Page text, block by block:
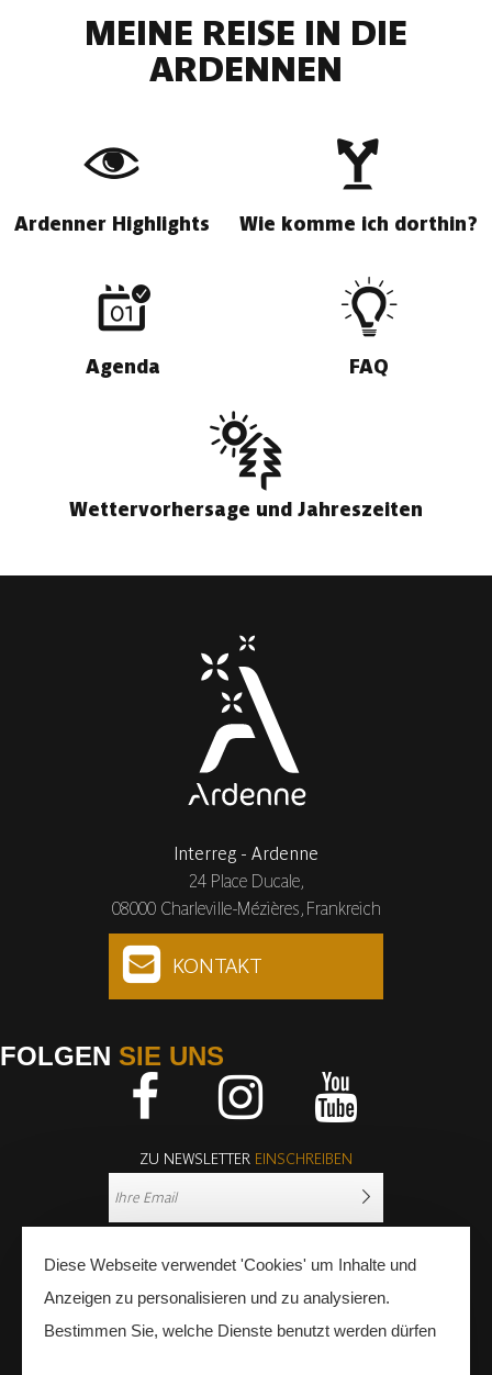
MEINE REISE IN DIE
ARDENNEN
Ardenner Highlights Wie komme ich dorthin?
Agenda FAQ
Wettervorhersage und Jahreszeiten
Interreg - Ardenne
24 Place Ducale,
08000 Charleville-Mézières, Frankreich
KONTAKT
FOLGEN SIE UNS
ZU NEWSLETTER EINSCHREIBEN
PRESSE FACHLEUTE
Diese Webseite verwendet 'Cookies' um Inhalte und
Anzeigen zu personalisieren und zu analysieren.
Bestimmen Sie, welche Dienste benutzt werden dürfen